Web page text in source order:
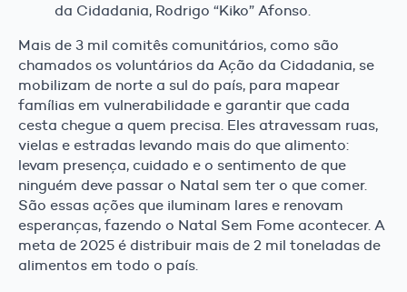
da Cidadania, Rodrigo “Kiko” Afonso.
Mais de 3 mil comitês comunitários, como são
chamados os voluntários da Ação da Cidadania, se
mobilizam de norte a sul do país, para mapear
famílias em vulnerabilidade e garantir que cada
cesta chegue a quem precisa. Eles atravessam ruas,
vielas e estradas levando mais do que alimento:
levam presença, cuidado e o sentimento de que
ninguém deve passar o Natal sem ter o que comer.
São essas ações que iluminam lares e renovam
esperanças, fazendo o Natal Sem Fome acontecer. A
meta de 2025 é distribuir mais de 2 mil toneladas de
alimentos em todo o país.